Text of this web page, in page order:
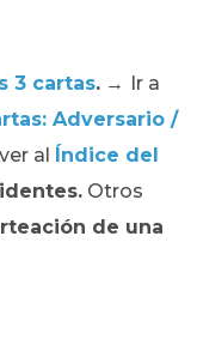
3 cartas. → Ir a
Adversario /
al Índice del
Otros
de una